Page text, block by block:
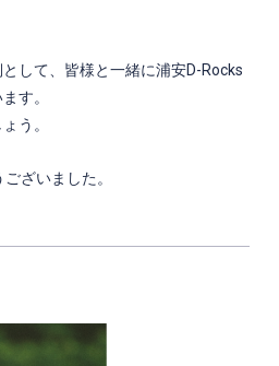
して、皆様と一緒に浦安D-Rocks
す。
う。
ざいました。